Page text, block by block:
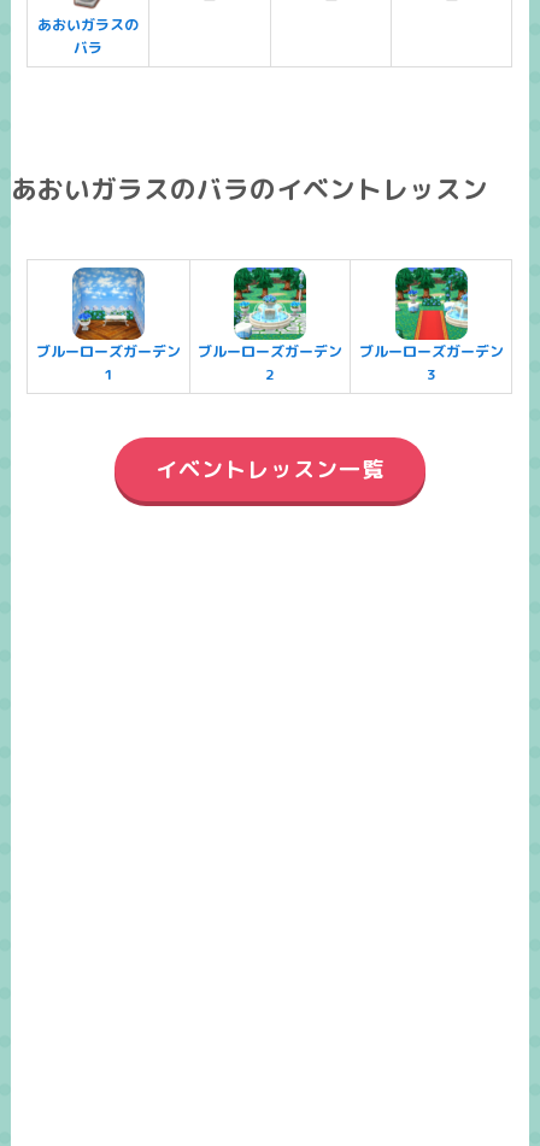
あおいガラスの
バラ
あおいガラスのバラのイベントレッスン
ブルーローズガーデン
1
ブルーローズガーデン
2
ブルーローズガーデン
3
イベントレッスン一覧